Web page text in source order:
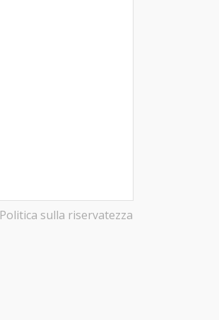
Politica sulla riservatezza